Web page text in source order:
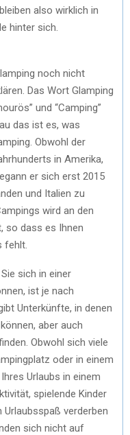
also wirklich in
hinter sich.
noch nicht
Das Wort Glamping
und “Camping”
das ist es, was
Obwohl der
in Amerika,
er sich erst 2015
und Italien zu
wird an den
so dass es Ihnen
fehlt.
sich in einer
ist je nach
Unterkünfte, in denen
aber auch
Obwohl sich viele
oder in einem
Urlaubs in einem
spielende Kinder
verderben
sich nicht auf